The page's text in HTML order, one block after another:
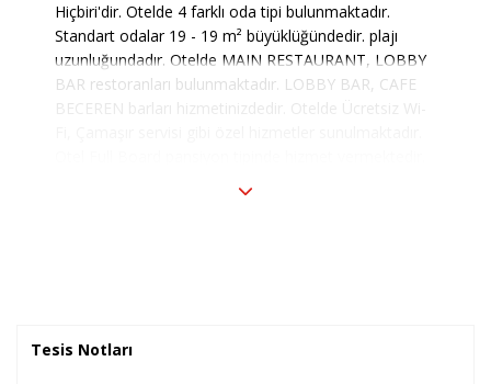
Hiçbiri'dir. Otelde 4 farklı oda tipi bulunmaktadır.
Standart odalar 19 - 19 m² büyüklüğündedir. plajı
uzunluğundadır. Otelde MAIN RESTAURANT, LOBBY
BAR restoranları bulunmaktadır. LOBBY BAR, CAFE
BECEREN barları hizmetinizdedir. Otelde Ücretsiz Wi-
Tesis Notları